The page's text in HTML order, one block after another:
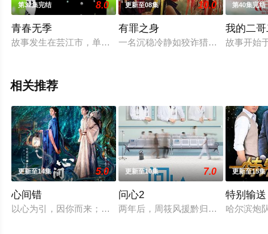
第32集完结 8.0
青春无季
故事发生在芸江市，单身奶爸宋健明从干了多年的刑警队调到了
更新至08集 10.0
有罪之身
一名沉稳冷静如狡诈猎手的老刑警。
第40集完结
我的二
故事开始
相关推荐
更新至14集 5.0
心间错
以心为引，因你而来；爱恨起落，皆由心生。一段人妖牵绊，百
更新至10集 7.0
问心2
两年后，周筱风援黔归来与林逸、方
更新至15集
特别输送
哈尔滨炮